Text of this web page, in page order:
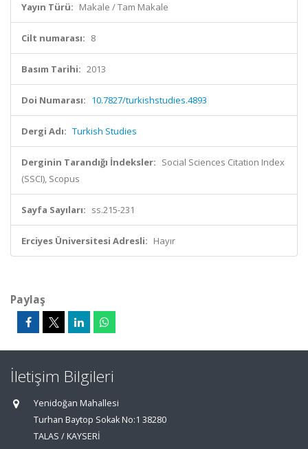
Yayın Türü: Makale / Tam Makale
Cilt numarası: 8
Basım Tarihi: 2013
Doi Numarası: 10.7827/turkishstudies.4893
Dergi Adı: Turkish Studies
Derginin Tarandığı İndeksler: Social Sciences Citation Index
(SSCI), Scopus
Sayfa Sayıları: ss.215-231
Erciyes Üniversitesi Adresli: Hayır
Paylaş
İletişim Bilgileri
Yenidoğan Mahallesi
Turhan Baytop Sokak No:1 38280
TALAS / KAYSERİ